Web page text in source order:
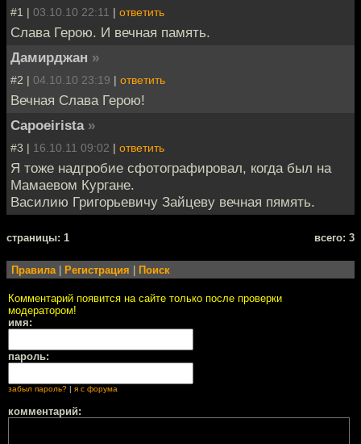
#1 | 03.10.10 22:11 | ответить
Слава Герою. И вечная память.
Дамирджан »
#2 | 04.10.10 23:19 | ответить
Вечная Слава Герою!
Capoeirista »
#3 | 16.10.11 09:02 | ответить
Я тоже надгробие сфотографировал, когда был на
Мамаевом Кургане.
Василию Григорьевичу Зайцеву вечная пямять.
cтраницы: 1 всего: 3
Правила Регистрация Поиск
Комментарий появится на сайте только после проверки
модератором!
имя:
пароль:
забыл пароль? | я с форума
комментарий: